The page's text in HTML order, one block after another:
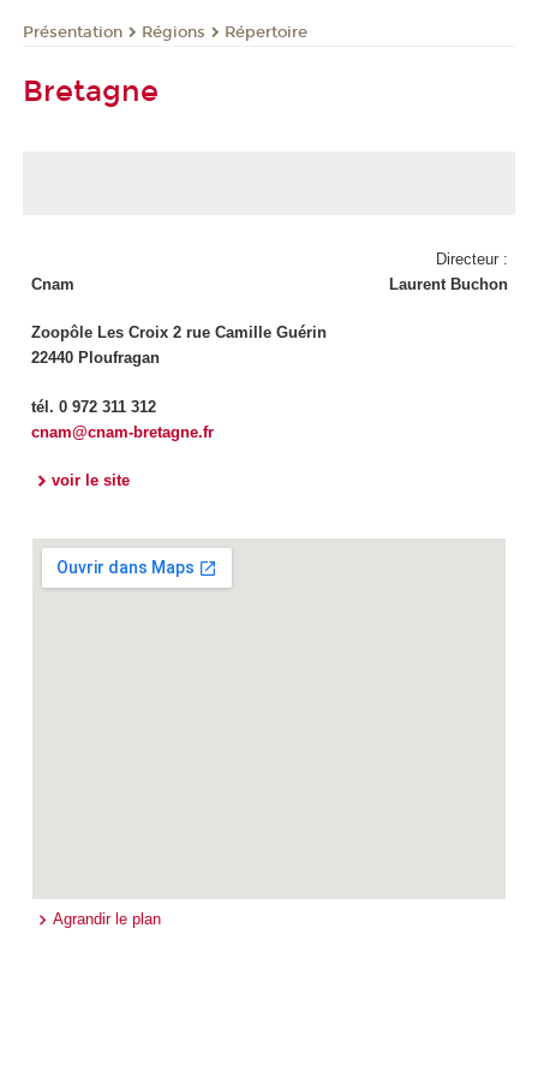
Présentation Régions Répertoire
Bretagne
Cnam
Zoopôle Les Croix 2 rue Camille Guérin
22440 Ploufragan
tél. 0 972 311 312
cnam@cnam-bretagne.fr
voir le site
Directeur :
Laurent Buchon
Agrandir le plan